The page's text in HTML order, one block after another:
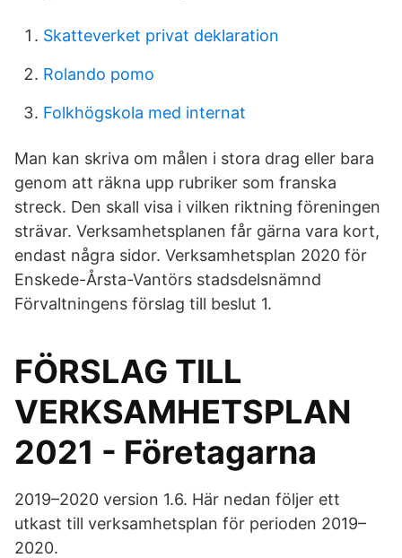
Skatteverket privat deklaration
Rolando pomo
Folkhögskola med internat
Man kan skriva om målen i stora drag eller bara
genom att räkna upp rubriker som franska
streck. Den skall visa i vilken riktning föreningen
strävar. Verksamhetsplanen får gärna vara kort,
endast några sidor. Verksamhetsplan 2020 för
Enskede-Årsta-Vantörs stadsdelsnämnd
Förvaltningens förslag till beslut 1.
FÖRSLAG TILL
VERKSAMHETSPLAN
2021 - Företagarna
2019–2020 version 1.6. Här nedan följer ett
utkast till verksamhetsplan för perioden 2019–
2020.